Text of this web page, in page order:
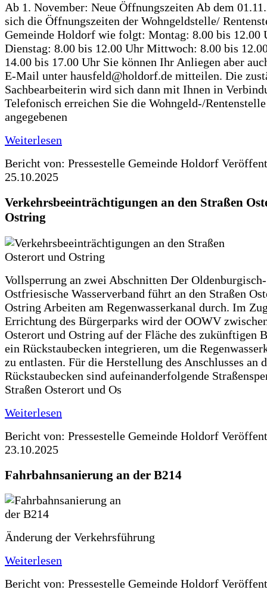
Ab 1. November: Neue Öffnungszeiten Ab dem
sich die Öffnungszeiten der Wohngeldstelle/
Gemeinde Holdorf wie folgt: Montag: 8.00 bis 12.00
Dienstag: 8.00 bis 12.00 Uhr Mittwoch: 8.00 bis
14.00 bis 17.00 Uhr Sie können Ihr Anliegen aber
E-Mail unter hausfeld@holdorf.de mitteilen. Die
Sachbearbeiterin wird sich dann mit Ihnen in
Telefonisch erreichen Sie die Wohngeld-/
angegebenen
Weiterlesen
Bericht von: Pressestelle Gemeinde Holdorf
25.10.2025
Verkehrsbeeinträchtigungen an den Straßen
Ostring
Vollsperrung an zwei Abschnitten Der Oldenburgisch-
Ostfriesische Wasserverband führt an den Straßen
Ostring Arbeiten am Regenwasserkanal durch. Im
Errichtung des Bürgerparks wird der OOWV
Osterort und Ostring auf der Fläche des zukünftigen
ein Rückstaubecken integrieren, um die
zu entlasten. Für die Herstellung des Anschlusses an
Rückstaubecken sind aufeinanderfolgende
Straßen Osterort und Os
Weiterlesen
Bericht von: Pressestelle Gemeinde Holdorf
23.10.2025
Fahrbahnsanierung an der B214
Änderung der Verkehrsführung
Weiterlesen
Bericht von: Pressestelle Gemeinde Holdorf